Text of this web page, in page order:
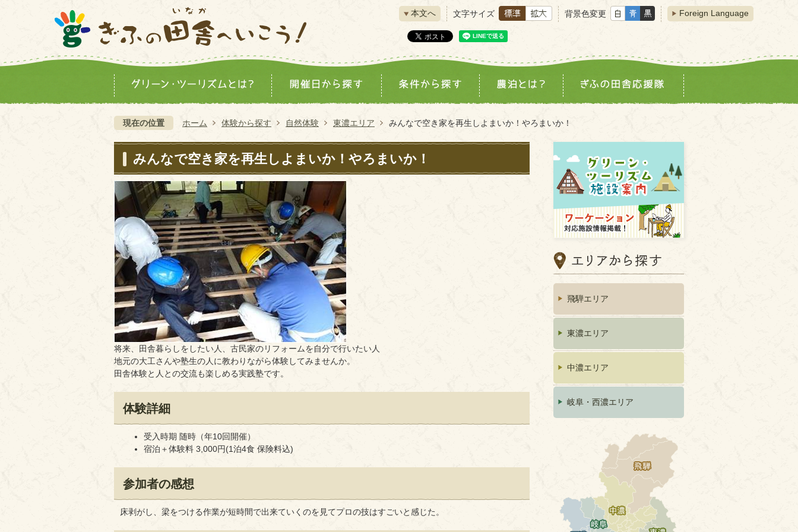
本文へ 文字サイズ 背景色変更 Foreign Language
現在の位置 ホーム 体験から探す 自然体験 東濃エリア みんなで空き家を再生しよまいか！やろまいか！
みんなで空き家を再生しよまいか！やろまいか！
将来、田舎暮らしをしたい人、古民家のリフォームを自分で行いたい人
地元の大工さんや塾生の人に教わりながら体験してみませんか。
田舎体験と人との交流も楽しめる実践塾です。
体験詳細
受入時期 随時（年10回開催）
宿泊＋体験料 3,000円(1泊4食 保険料込)
参加者の感想
床剥がし、梁をつける作業が短時間で出来ていくのを見てプロの技はすごいと感じた。
飛騨エリア
東濃エリア
中濃エリア
岐阜・西濃エリア